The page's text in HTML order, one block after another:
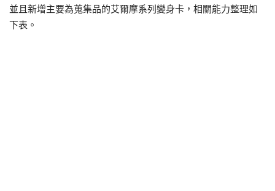
並且新增主要為蒐集品的艾爾摩系列變身卡，相關能力整理如
下表。